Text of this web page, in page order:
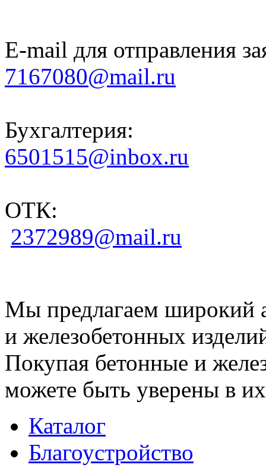
E-mail для отправления
7167080@mail.ru
Бухгалтерия:
6501515@inbox.ru
ОТК:
2372989@mail.ru
Мы предлагаем широкий
и железобетонных
Покупая бетонные и
можете быть уверены в их
Каталог
Благоустройство